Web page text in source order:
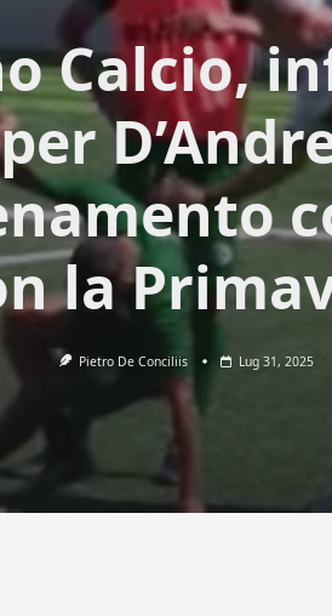
Calcio,
per
la
Pietro De Conciliis Lug 31, 2025